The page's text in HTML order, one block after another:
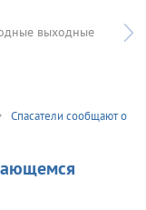
выходные
Спасатели сообщают о